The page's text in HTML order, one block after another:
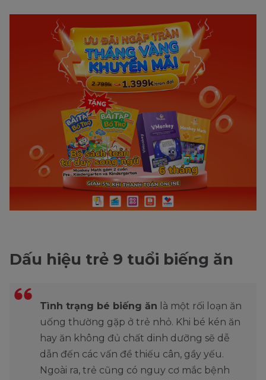
Dấu hiệu trẻ 9 tuổi biếng ăn
Tình trạng bé biếng ăn là một rối loạn ăn
uống thường gặp ở trẻ nhỏ. Khi bé kén ăn
hay ăn không đủ chất dinh dưỡng sẽ dễ
dẫn đến các vấn đề thiếu cân, gầy yếu.
Ngoài ra, trẻ cũng có nguy cơ mắc bệnh